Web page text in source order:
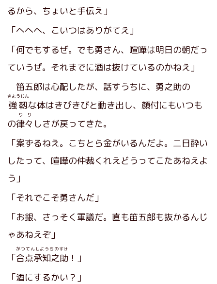
るから、ちょいと手伝え」
「へへへ、こいつはありがてえ」
「何でもするぜ。でも勇さん、喧嘩は明日の朝だっ
ていうぜ。それまでに酒は抜けているのかねえ」
笛五郎は心配したが、話すうちに、勇之助の
強靱
きようじん
な体はきびきびと動き出し、顔付にもいつも
の律々
りり
しさが戻ってきた。
「案ずるねえ。こちとら金がいるんだよ。二日酔い
したって、喧嘩の仲裁くれえどうってこたあねえよ
う」
「それでこそ勇さんだ」
「お銀、さっそく軍議だ。直も笛五郎も抜かるんじ
ゃあねえぞ」
「合点承知之助
がつてんしようちのすけ
！」
「酒にするかい？」